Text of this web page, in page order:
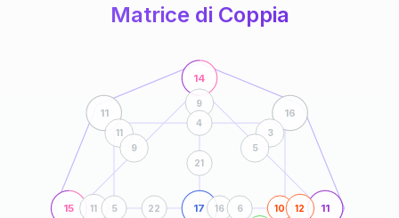
Matrice di Coppia
15
14
11
17
11 16
10
11
9
12
5
4
16 6
22
21
11
9
3
5